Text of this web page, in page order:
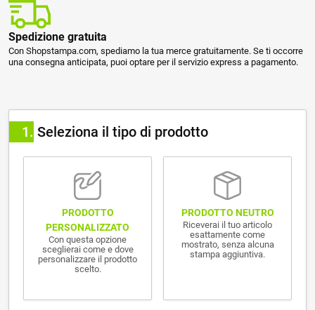
Spedizione gratuita
Con Shopstampa.com, spediamo la tua merce gratuitamente. Se ti occorre
una consegna anticipata, puoi optare per il servizio express a pagamento.
1 Seleziona il tipo di prodotto
PRODOTTO
PERSONALIZZATO
Con questa opzione
sceglierai come e dove
personalizzare il prodotto
scelto.
PRODOTTO NEUTRO
Riceverai il tuo articolo
esattamente come
mostrato, senza alcuna
stampa aggiuntiva.